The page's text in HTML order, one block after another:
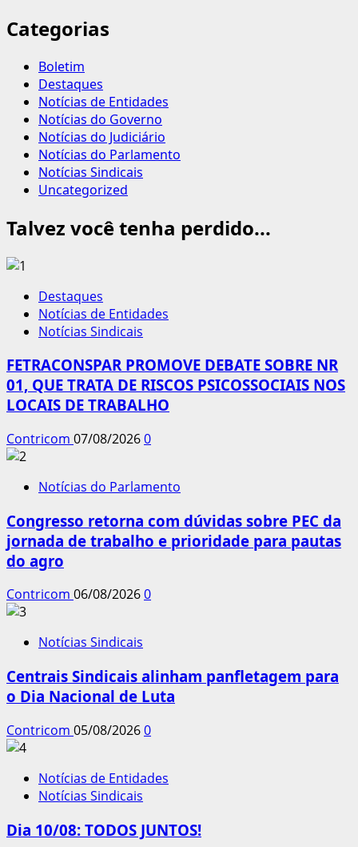
Categorias
Boletim
Destaques
Notícias de Entidades
Notícias do Governo
Notícias do Judiciário
Notícias do Parlamento
Notícias Sindicais
Uncategorized
Talvez você tenha perdido...
Destaques
Notícias de Entidades
Notícias Sindicais
FETRACONSPAR PROMOVE DEBATE SOBRE NR
01, QUE TRATA DE RISCOS PSICOSSOCIAIS NOS
LOCAIS DE TRABALHO
Contricom 07/08/20260
Notícias do Parlamento
Congresso retorna com dúvidas sobre PEC da
jornada de trabalho e prioridade para pautas
do agro
Contricom 06/08/20260
Notícias Sindicais
Centrais Sindicais alinham panfletagem para
o Dia Nacional de Luta
Contricom 05/08/20260
Notícias de Entidades
Notícias Sindicais
Dia 10/08: TODOS JUNTOS!